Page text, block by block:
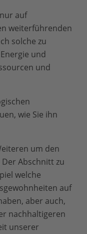
auf
weiterführenden
solche zu
und
und
wie Sie ihn
um den
Der Abschnitt zu
welche
auf
aber auch,
nachhaltigeren
unserer